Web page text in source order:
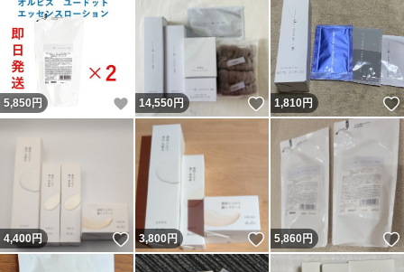
5,850 円 いいね！
14,550円 いいね！
1,810円
4,400円 いいね！
3,800円 いいね！
5,860円